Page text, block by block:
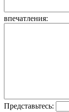
впечатления:
Представьтесь: